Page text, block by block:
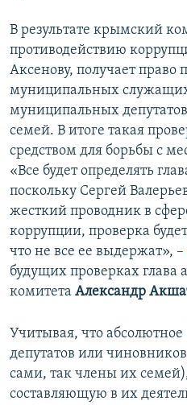
В результате крымский
противодействию
Аксенову, получает право
муниципальных
муниципальных
семей. В итоге такая
средством для борьбы с
«Все будет определять
поскольку Сергей
жесткий проводник в
коррупции, проверка
что не все ее выдержат», –
будущих проверках глава
комитета Александр
Учитывая, что
депутатов или
сами, так члены их
составляющую в их